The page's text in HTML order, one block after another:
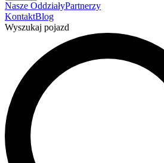
Nasze OddziałyPartnerzy
KontaktBlog
Wyszukaj pojazd